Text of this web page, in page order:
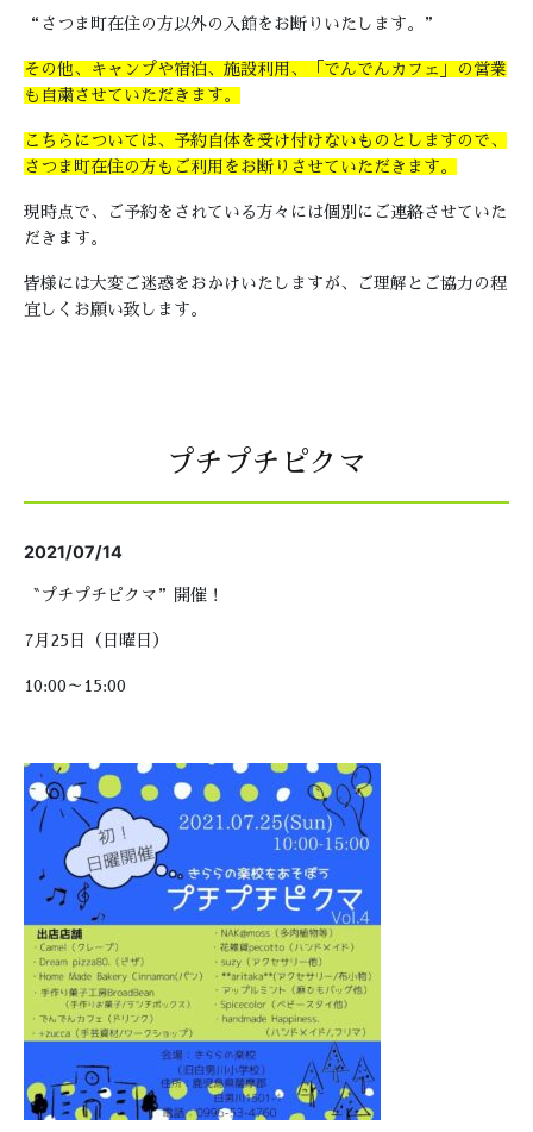
“さつま町在住の方以外の入館をお断りいたします。”
その他、キャンプや宿泊、施設利用、「でんでんカフェ」の営業
も自粛させていただきます。
こちらについては、予約自体を受け付けないものとしますので、
さつま町在住の方もご利用をお断りさせていただきます。
現時点で、ご予約をされている方々には個別にご連絡させていた
だきます。
皆様には大変ご迷惑をおかけいたしますが、ご理解とご協力の程
宜しくお願い致します。
プチプチピクマ
2021/07/14
〝プチプチピクマ”開催！
7月25日（日曜日）
10:00～15:00